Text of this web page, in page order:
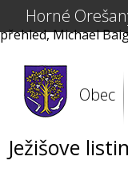
přehled, Michael
Horné
Obec
Ježišove